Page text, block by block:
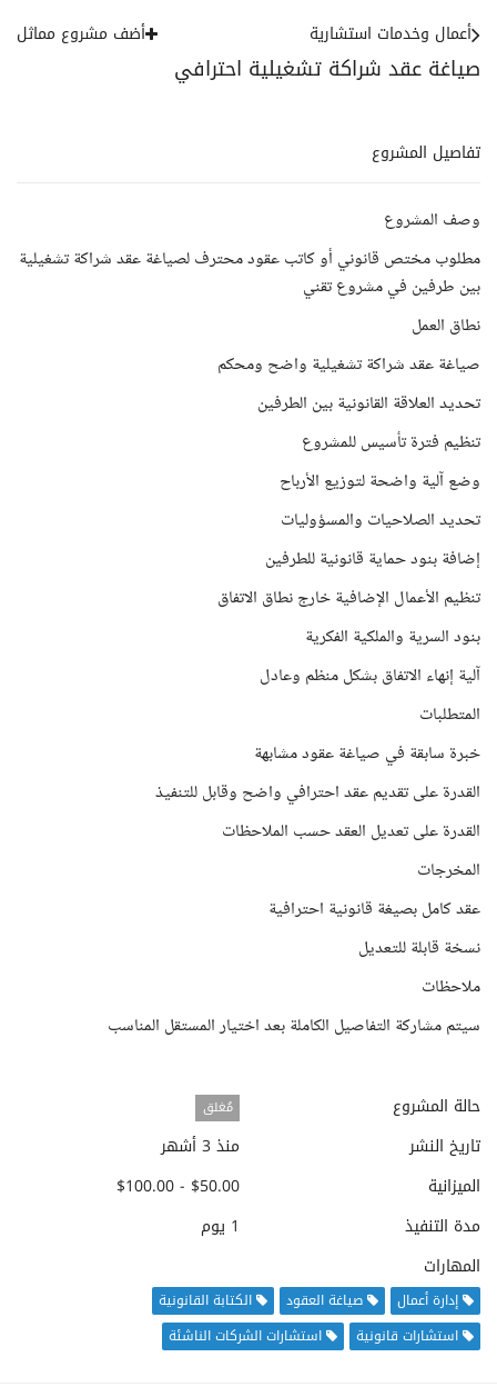
صياغة عقد شراكة تشغيلية احترافي
أعمال وخدمات استشارية أضف مشروع مماثل
تفاصيل المشروع
وصف المشروع
مطلوب مختص قانوني أو كاتب عقود محترف لصياغة عقد شراكة تشغيلية
بين طرفين في مشروع تقني
نطاق العمل
صياغة عقد شراكة تشغيلية واضح ومحكم
تحديد العلاقة القانونية بين الطرفين
تنظيم فترة تأسيس للمشروع
وضع آلية واضحة لتوزيع الأرباح
تحديد الصلاحيات والمسؤوليات
إضافة بنود حماية قانونية للطرفين
تنظيم الأعمال الإضافية خارج نطاق الاتفاق
بنود السرية والملكية الفكرية
آلية إنهاء الاتفاق بشكل منظم وعادل
المتطلبات
خبرة سابقة في صياغة عقود مشابهة
القدرة على تقديم عقد احترافي واضح وقابل للتنفيذ
القدرة على تعديل العقد حسب الملاحظات
المخرجات
عقد كامل بصيغة قانونية احترافية
نسخة قابلة للتعديل
ملاحظات
سيتم مشاركة التفاصيل الكاملة بعد اختيار المستقل المناسب
حالة المشروع مُغلق
تاريخ النشر
منذ 3 أشهر
الميزانية
$50.00 - $100.00
مدة التنفيذ
1 يوم
المهارات
إدارة أعمال صياغة العقود
الكتابة القانونية
استشارات قانونية
استشارات الشركات الناشئة